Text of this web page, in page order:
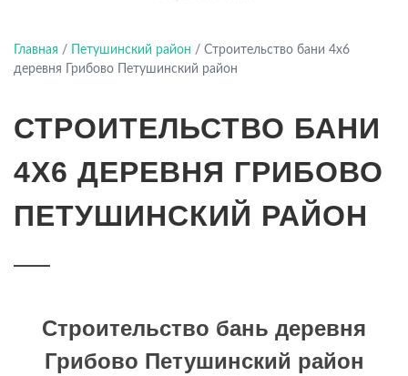
Главная / Петушинский район / Строительство бани 4х6
деревня Грибово Петушинский район
СТРОИТЕЛЬСТВО БАНИ
4Х6 ДЕРЕВНЯ ГРИБОВО
ПЕТУШИНСКИЙ РАЙОН
Строительство бань деревня
Грибово Петушинский район